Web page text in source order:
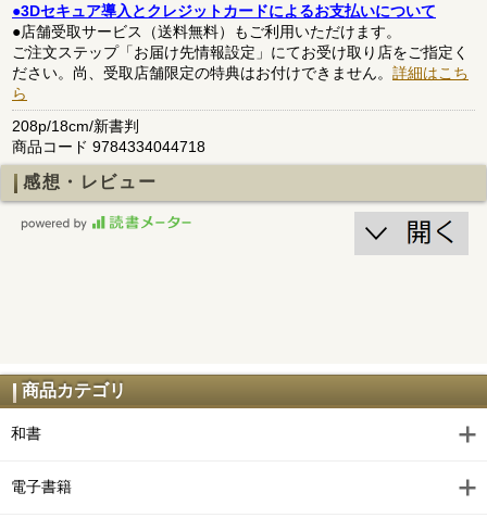
●3Dセキュア導入とクレジットカードによるお支払いについて
●店舗受取サービス（送料無料）もご利用いただけます。
ご注文ステップ「お届け先情報設定」にてお受け取り店をご指定く
ださい。尚、受取店舗限定の特典はお付けできません。 詳細はこち
ら
208p/18cm/新書判
商品コード 9784334044718
感想・レビュー
商品カテゴリ
和書
電子書籍